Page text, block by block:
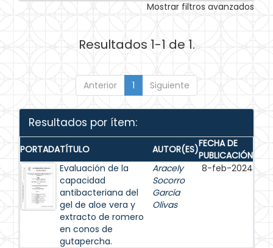
Mostrar filtros avanzados
Resultados 1-1 de 1.
Anterior 1 Siguiente
Resultados por ítem:
PORTADATÍTULO AUTOR(ES)FECHA DE
PUBLICACIÓN
Evaluación de la
capacidad
antibacteriana del
gel de aloe vera y
extracto de romero
en conos de
gutapercha.
Aracely
Socorro
García
Olivas
8-feb-2024